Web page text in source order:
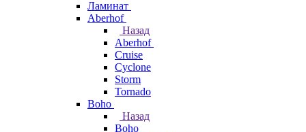
Ламинат
Aberhof
Назад
Aberhof
Cruise
Cyclone
Storm
Tornado
Boho
Назад
Boho